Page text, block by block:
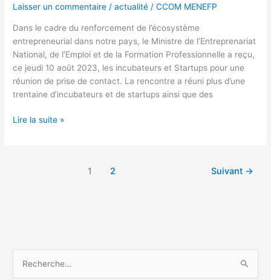
Laisser un commentaire /actualité /CCOM MENEFP
Dans le cadre du renforcement de l’écosystème
entrepreneurial dans notre pays, le Ministre de l’Entreprenariat
National, de l’Emploi et de la Formation Professionnelle a reçu,
ce jeudi 10 août 2023, les incubateurs et Startups pour une
réunion de prise de contact. La rencontre a réuni plus d’une
trentaine d’incubateurs et de startups ainsi que des
LE
TRAORÉ
RENCONTRE
LES
INCUBATEURS
STARTUPS
Lire la suite »
1 2 Suivant →